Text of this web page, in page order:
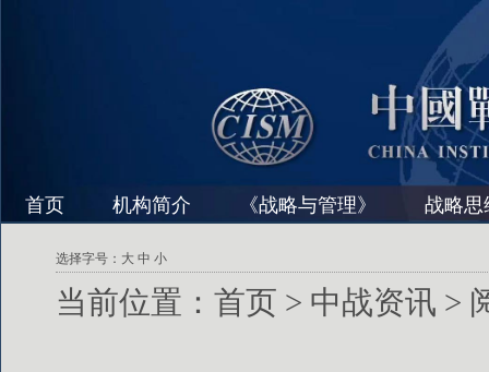
首页 机构简介 《战略与管理》 战略思
选择字号： 大 中 小
当前位置： 首页 > 中战资讯 >